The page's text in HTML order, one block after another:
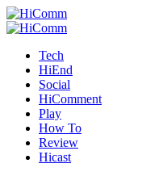
Tech
HiEnd
Social
HiComment
Play
How To
Review
Hicast